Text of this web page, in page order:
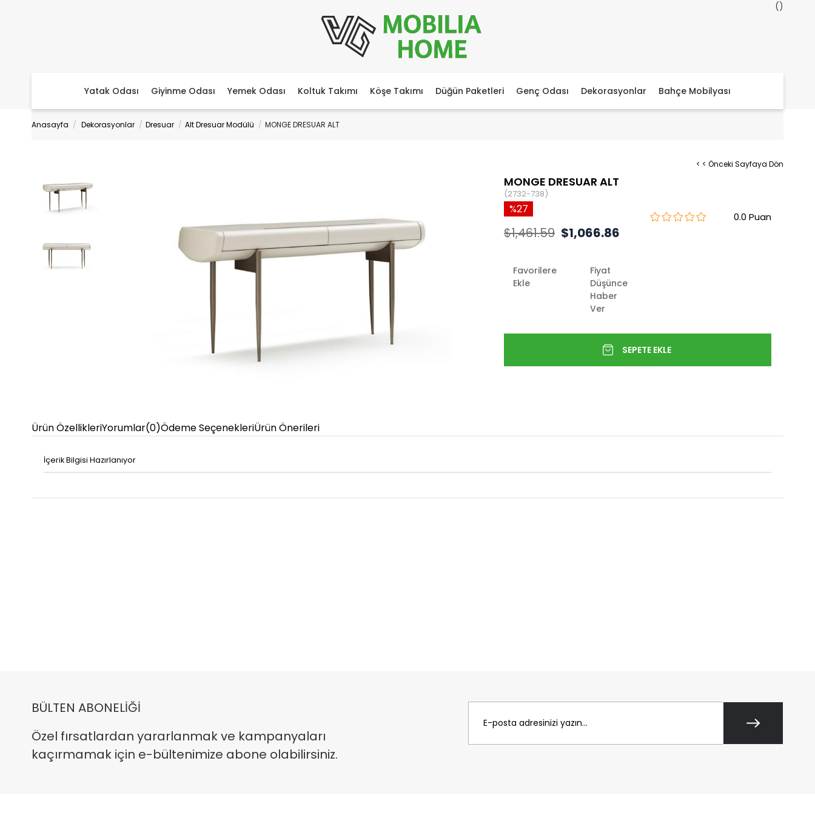
Yatak Odası Giyinme Odası Yemek Odası Koltuk Takımı Köşe Takımı Düğün Paketleri Genç Odası Dekorasyonlar Bahçe Mobilyası
Anasayfa Dekorasyonlar Dresuar Alt Dresuar Modülü MONGE DRESUAR ALT
< < Önceki Sayfaya Dön
MONGE DRESUAR ALT
(2732-738)
0.0
27
$1,461.59 $1,066.86
Favorilere
Ekle
Fiyat
Düşünce
Haber
Ver
Ürün ÖzellikleriYorumlar(0)Ödeme SeçenekleriÜrün Önerileri
İçerik Bilgisi Hazırlanıyor
BÜLTEN ABONELİĞİ
Özel fırsatlardan yararlanmak ve kampanyaları
kaçırmamak için e-bültenimize abone olabilirsiniz.